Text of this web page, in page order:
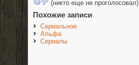
(никто еще не проголосовал)
Похожие записи
Сериальное
Альфа
Сериалы